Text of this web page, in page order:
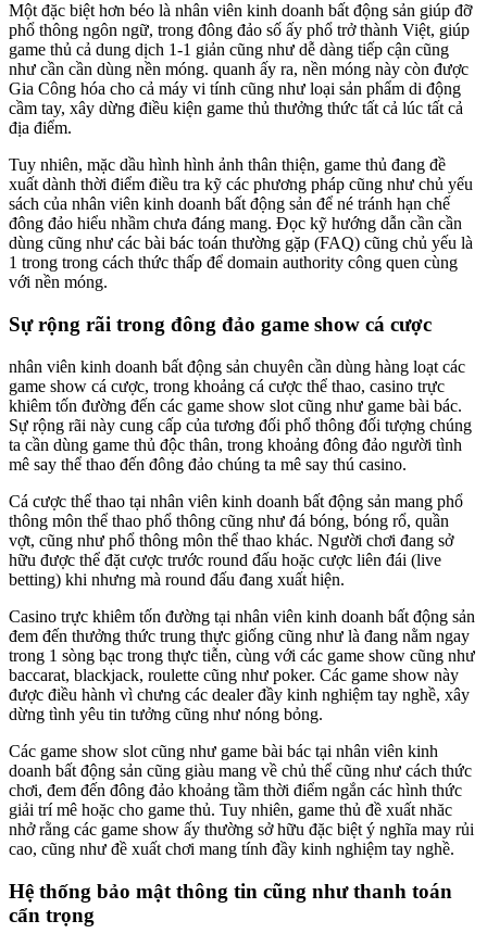
Một đặc biệt hơn béo là nhân viên kinh doanh bất động sản giúp đỡ
phổ thông ngôn ngữ, trong đông đảo số ấy phổ trở thành Việt, giúp
game thủ cả dung dịch 1-1 giản cũng như dễ dàng tiếp cận cũng
như cần cần dùng nền móng. quanh ấy ra, nền móng này còn được
Gia Công hóa cho cả máy vi tính cũng như loại sản phẩm di động
cầm tay, xây dừng điều kiện game thủ thưởng thức tất cả lúc tất cả
địa điểm.
Tuy nhiên, mặc dầu hình hình ảnh thân thiện, game thủ đang đề
xuất dành thời điểm điều tra kỹ các phương pháp cũng như chủ yếu
sách của nhân viên kinh doanh bất động sản để né tránh hạn chế
đông đảo hiểu nhầm chưa đáng mang. Đọc kỹ hướng dẫn cần cần
dùng cũng như các bài bác toán thường gặp (FAQ) cũng chủ yếu là
1 trong trong cách thức thấp để domain authority công quen cùng
với nền móng.
Sự rộng rãi trong đông đảo game show cá cược
nhân viên kinh doanh bất động sản chuyên cần dùng hàng loạt các
game show cá cược, trong khoảng cá cược thể thao, casino trực
khiêm tốn đường đến các game show slot cũng như game bài bác.
Sự rộng rãi này cung cấp của tương đối phổ thông đối tượng chúng
ta cần dùng game thủ độc thân, trong khoảng đông đảo người tình
mê say thể thao đến đông đảo chúng ta mê say thú casino.
Cá cược thể thao tại nhân viên kinh doanh bất động sản mang phổ
thông môn thể thao phổ thông cũng như đá bóng, bóng rổ, quần
vợt, cũng như phổ thông môn thể thao khác. Người chơi đang sở
hữu được thể đặt cược trước round đấu hoặc cược liên đái (live
betting) khi nhưng mà round đấu đang xuất hiện.
Casino trực khiêm tốn đường tại nhân viên kinh doanh bất động sản
đem đến thưởng thức trung thực giống cũng như là đang nằm ngay
trong 1 sòng bạc trong thực tiễn, cùng với các game show cũng như
baccarat, blackjack, roulette cũng như poker. Các game show này
được điều hành vì chưng các dealer đầy kinh nghiệm tay nghề, xây
dừng tình yêu tin tưởng cũng như nóng bỏng.
Các game show slot cũng như game bài bác tại nhân viên kinh
doanh bất động sản cũng giàu mang về chủ thể cũng như cách thức
chơi, đem đến đông đảo khoảng tầm thời điểm ngắn các hình thức
giải trí mê hoặc cho game thủ. Tuy nhiên, game thủ đề xuất nhăc
nhở rằng các game show ấy thường sở hữu đặc biệt ý nghĩa may rủi
cao, cũng như đề xuất chơi mang tính đầy kinh nghiệm tay nghề.
Hệ thống bảo mật thông tin cũng như thanh toán
cẩn trọng